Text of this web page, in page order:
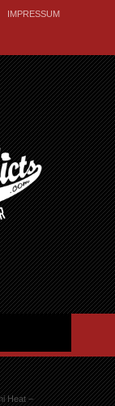
IMPRESSUM
Heat –